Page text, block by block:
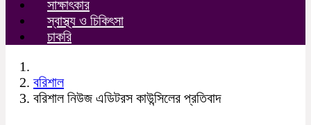
সাক্ষাৎকার
স্বাস্থ্য ও চিকিৎসা
চাকরি
বরিশাল
বরিশাল নিউজ এডিটরস কাউন্সিলের প্রতিবাদ